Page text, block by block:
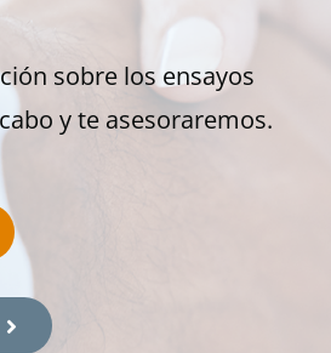
sobre los ensayos
y te asesoraremos.